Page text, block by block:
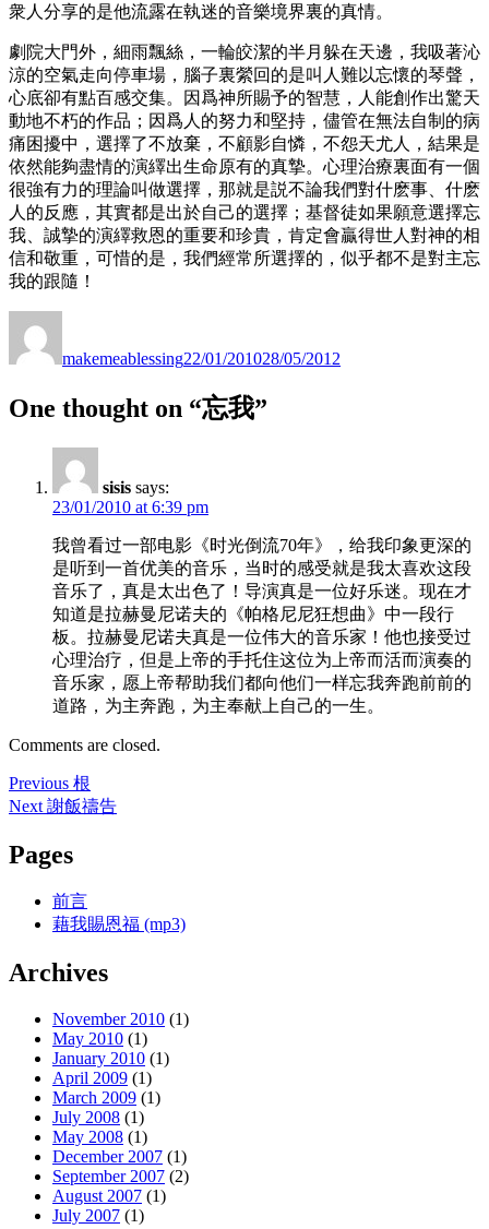
衆人分享的是他流露在執迷的音樂境界裏的真情。
劇院大門外，細雨飄絲，一輪皎潔的半月躲在天邊，我吸著沁
涼的空氣走向停車場，腦子裏縈回的是叫人難以忘懷的琴聲，
心底卻有點百感交集。因爲神所賜予的智慧，人能創作出驚天
動地不朽的作品；因爲人的努力和堅持，儘管在無法自制的病
痛困擾中，選擇了不放棄，不顧影自憐，不怨天尤人，結果是
依然能夠盡情的演繹出生命原有的真摯。心理治療裏面有一個
很強有力的理論叫做選擇，那就是説不論我們對什麽事、什麽
人的反應，其實都是出於自己的選擇；基督徒如果願意選擇忘
我、誠摯的演繹救恩的重要和珍貴，肯定會贏得世人對神的相
信和敬重，可惜的是，我們經常所選擇的，似乎都不是對主忘
我的跟隨！
makemeablessing22/01/201028/05/2012
One thought on “忘我”
sisis says:
23/01/2010 at 6:39 pm
我曾看过一部电影《时光倒流70年》，给我印象更深的
是听到一首优美的音乐，当时的感受就是我太喜欢这段
音乐了，真是太出色了！导演真是一位好乐迷。现在才
知道是拉赫曼尼诺夫的《帕格尼尼狂想曲》中一段行
板。拉赫曼尼诺夫真是一位伟大的音乐家！他也接受过
心理治疗，但是上帝的手托住这位为上帝而活而演奏的
音乐家，愿上帝帮助我们都向他们一样忘我奔跑前前的
道路，为主奔跑，为主奉献上自己的一生。
Comments are closed.
Post
navigation
Previous Previous
post:
根
Next Next
謝飯禱告
Pages
前言
藉我賜恩福 (mp3)
Archives
November 2010 (1)
May 2010 (1)
January 2010 (1)
April 2009 (1)
March 2009 (1)
July 2008 (1)
May 2008 (1)
December 2007 (1)
September 2007 (2)
August 2007 (1)
July 2007 (1)